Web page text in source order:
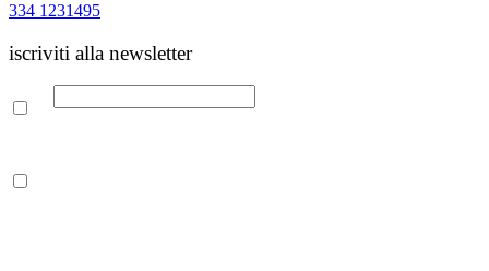
334 1231495
iscriviti alla newsletter
Email